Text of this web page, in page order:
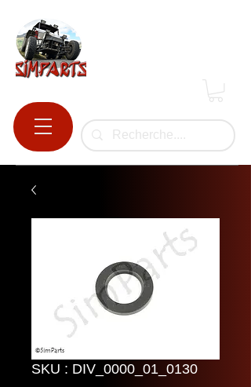
SKU : DIV_0000_01_0130